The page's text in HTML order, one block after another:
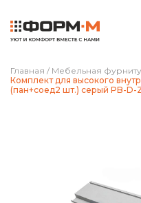
Главная / Мебельная
Комплект для высокого
(пан+соед2 шт.) серый PB-D-